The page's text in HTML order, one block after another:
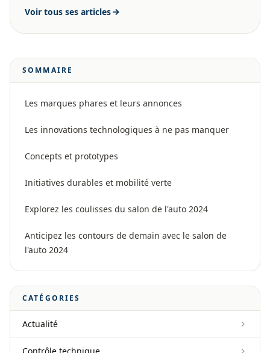
Voir tous ses articles
SOMMAIRE
Les marques phares et leurs annonces
Les innovations technologiques à ne pas manquer
Concepts et prototypes
Initiatives durables et mobilité verte
Explorez les coulisses du salon de l'auto 2024
Anticipez les contours de demain avec le salon de
l'auto 2024
CATÉGORIES
Actualité